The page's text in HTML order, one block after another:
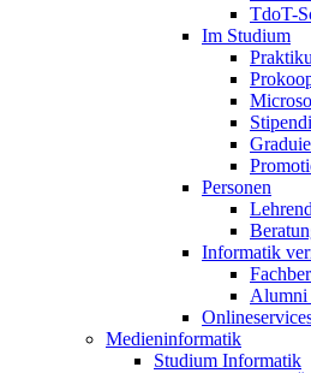
TdoT-
Im Studium
Personen
Informatik
Alumni
Medieninformatik
Studium Informatik